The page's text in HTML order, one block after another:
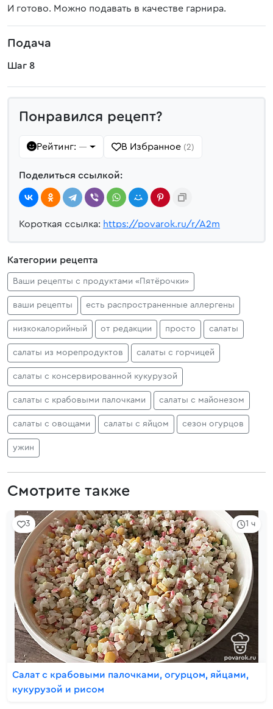
И готово. Можно подавать в качестве гарнира.
Подача
Шаг 8
Понравился рецепт?
Рейтинг: — В Избранное (2)
Поделиться ссылкой:
Короткая ссылка: https://povarok.ru/r/A2m
Категории рецепта
Ваши рецепты с продуктами «Пятёрочки»
ваши рецепты есть распространенные аллергены
низкокалорийный от редакции просто салаты
салаты из морепродуктов салаты с горчицей
салаты с консервированной кукурузой
салаты с крабовыми палочками салаты с майонезом
салаты с овощами салаты с яйцом сезон огурцов
ужин
Смотрите также
1 ч
3
Салат с крабовыми палочками, огурцом, яйцами,
кукурузой и рисом